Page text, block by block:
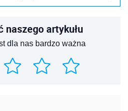
naszego artykułu
dla nas bardzo ważna